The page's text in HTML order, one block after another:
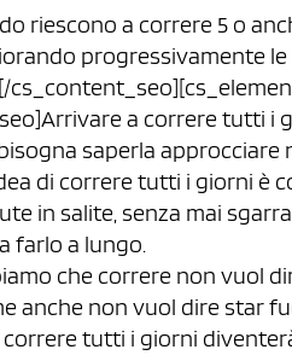
riescono a correre 5 o
progressivamente
a correre tutti i
saperla approcciare
di correre tutti i giorni è
in salite, senza mai
farlo a lungo.
che correre non vuol
anche non vuol dire star
tutti i giorni